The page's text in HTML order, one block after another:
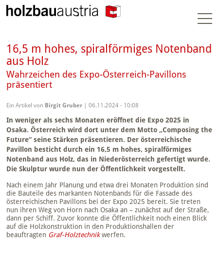
16,5 m hohes, spiralförmiges Notenband
aus Holz
Wahrzeichen des Expo-Österreich-Pavillons
präsentiert
Ein Artikel von Birgit Gruber| 06.11.2024 - 10:08
In weniger als sechs Monaten eröffnet die Expo 2025 in
Osaka. Österreich wird dort unter dem Motto „Composing the
Future“ seine Stärken präsentieren. Der österreichische
Pavillon besticht durch ein 16,5 m hohes, spiralförmiges
Notenband aus Holz, das in Niederösterreich gefertigt wurde.
Die Skulptur wurde nun der Öffentlichkeit vorgestellt.
Nach einem Jahr Planung und etwa drei Monaten Produktion sind
die Bauteile des markanten Notenbands für die Fassade des
österreichischen Pavillons bei der Expo 2025 bereit. Sie treten
nun ihren Weg von Horn nach Osaka an – zunächst auf der Straße,
dann per Schiff. Zuvor konnte die Öffentlichkeit noch einen Blick
auf die Holzkonstruktion in den Produktionshallen der
beauftragten Graf-Holztechnikwerfen.